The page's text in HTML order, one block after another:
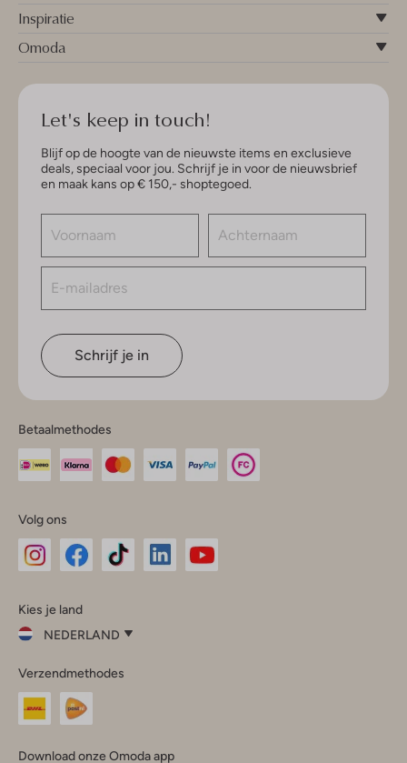
Inspiratie
Omoda
Let's keep in touch!
Blijf op de hoogte van de nieuwste items en exclusieve
deals, speciaal voor jou. Schrijf je in voor de nieuwsbrief
en maak kans op € 150,- shoptegoed.
Schrijf je in
Betaalmethodes
Volg ons
InstagramFacebook
Kies je land
NEDERLAND
je
land
Nederland
Verzendmethodes
Download onze Omoda app